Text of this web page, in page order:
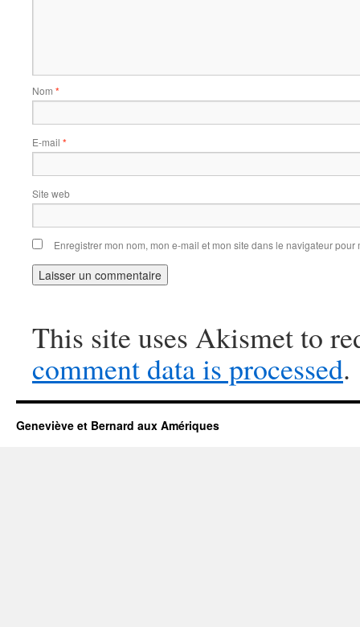
Nom *
E-mail *
Site web
Enregistrer mon nom, mon e-mail et mon site dans le navigateur
This site uses Akismet to
comment data is processed.
Geneviève et Bernard aux Amériques